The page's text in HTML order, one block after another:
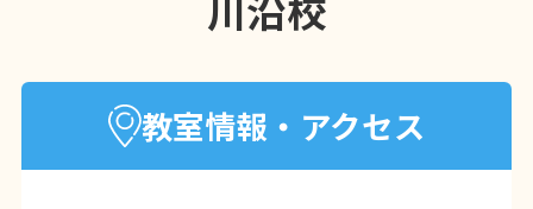
来校してご相談ください♪
教室情報・アクセス